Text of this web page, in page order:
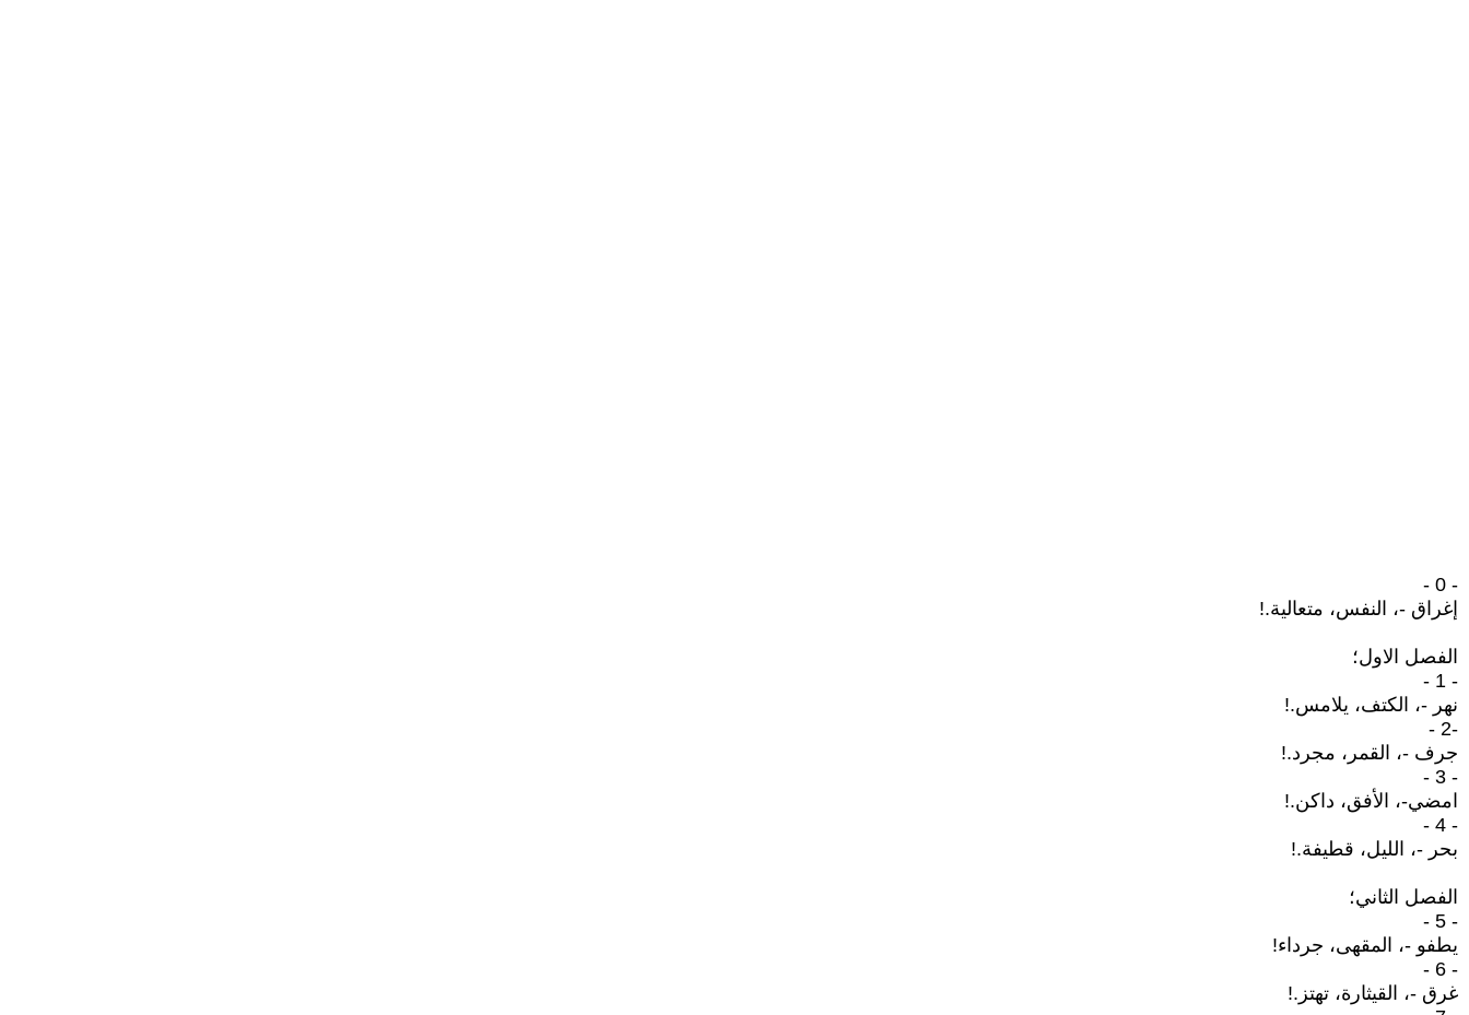
- 0 -
إغراق -، النفس، متعالية.!
الفصل الاول؛
- 1 -
نهر -، الكتف، يلامس.!
-2 -
جرف -، القمر، مجرد.!
- 3 -
امضي-، الأفق، داكن.!
- 4 -
بحر -، الليل، قطيفة.!
الفصل الثاني؛
- 5 -
يطفو -، المقهى، جرداء!
- 6 -
غرق -، القيثارة، تهتز.!